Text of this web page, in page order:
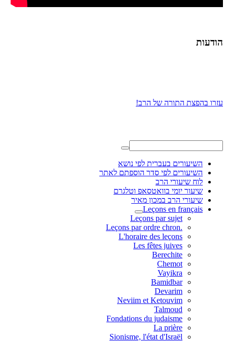
הודעות
עזרו בהפצת התורה של הרב!
השיעורים בעברית לפי נושא
השיעורים לפי סדר הוספתם לאתר
לוח שיעורי הרב
שיעור יומי בוואטסאפ וטלגרם
שיעורי הרב במכון מאיר
Leçons en français
Leçons par sujet
.Leçons par ordre chron
L'horaire des leçons
Les fêtes juives
Berechite
Chemot
Vayikra
Bamidbar
Devarim
Neviim et Ketouvim
Talmoud
Fondations du judaisme
La prière
Sionisme, l'état d'Israël